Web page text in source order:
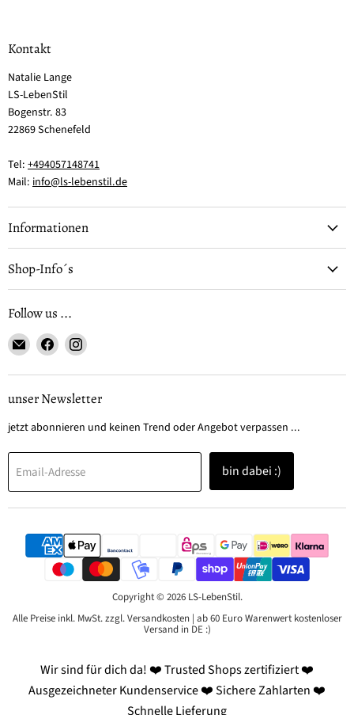
Kontakt
Natalie Lange
LS-LebenStil
Bogenstr. 83
22869 Schenefeld
Tel: +494057148741
Mail: info@ls-lebenstil.de
Informationen
Shop-Info´s
Follow us ...
Email
LS-
LebenStil
Finden
Sie
uns
auf
Finden
uns
auf
unser Newsletter
jetzt abonnieren und keinen Trend oder Angebot verpassen ...
Email-Adresse bin dabei :)
Copyright © 2026 LS-LebenStil.
Alle Preise inkl. MwSt. zzgl. Versandkosten | ab 60 Euro Warenwert kostenloser
Versand in DE :)
Wir sind für dich da! ❤️ Trusted Shops zertifiziert ❤️
Ausgezeichneter Kundenservice ❤️ Sichere Zahlarten ❤️
Schnelle Lieferung